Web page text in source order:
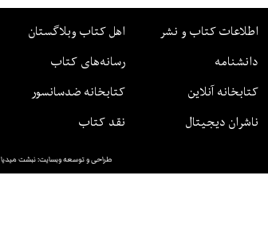
اطلاعات کتاب و نشر
دانشنامه
کتابخانه آنلاین
ناشران دیجیتال
اهل کتاب وبلاگستان
رسانه‌های کتاب
کتابخانه ضدسانسور
نقد کتاب
طراحی و توسعه وبسایت: نبشت میدیا